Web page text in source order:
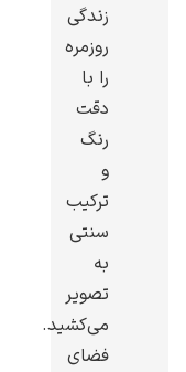
زندگی
روزمره
را با
دقت
رنگ
و
ترکیب
سنتی
به
تصویر
می‌کشید.
فضای